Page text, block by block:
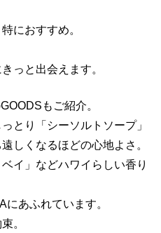
におすすめ。
っと出会えます。
もご紹介。
とり「シーソルトソープ」
しくなるほどの心地よさ。
イ」などハワイらしい香り
あふれています。
。